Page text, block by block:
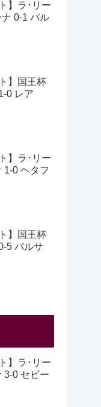
】ラ･リー
0-1 バル
】国王杯
0 レア
】ラ･リー
1-0 ヘタフ
】国王杯
5 バルサ
】ラ･リー
3-0 セビー